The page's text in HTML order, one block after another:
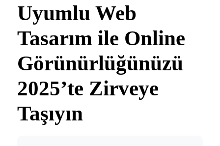
Uyumlu Web
Tasarım ile Online
Görünürlüğünüzü
2025’te Zirveye
Taşıyın